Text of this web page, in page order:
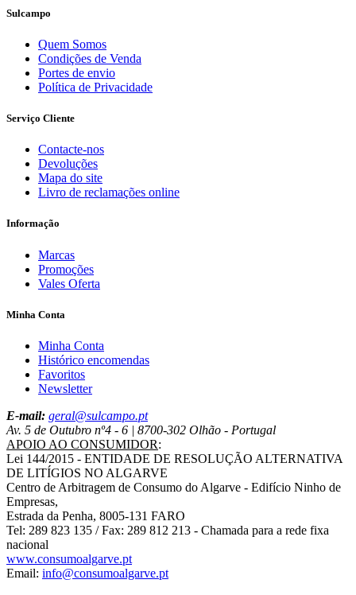
Sulcampo
Quem Somos
Condições de Venda
Portes de envio
Política de Privacidade
Serviço Cliente
Contacte-nos
Devoluções
Mapa do site
Livro de reclamações online
Informação
Marcas
Promoções
Vales Oferta
Minha Conta
Minha Conta
Histórico encomendas
Favoritos
Newsletter
E-mail: geral@sulcampo.pt
Av. 5 de Outubro nº4 - 6 | 8700-302 Olhão - Portugal
APOIO AO CONSUMIDOR:
Lei 144/2015 - ENTIDADE DE RESOLUÇÃO ALTERNATIVA
DE LITÍGIOS NO ALGARVE
Centro de Arbitragem de Consumo do Algarve - Edifício Ninho de
Empresas,
Estrada da Penha, 8005-131 FARO
Tel: 289 823 135 / Fax: 289 812 213 - Chamada para a rede fixa
nacional
www.consumoalgarve.pt
Email: info@consumoalgarve.pt